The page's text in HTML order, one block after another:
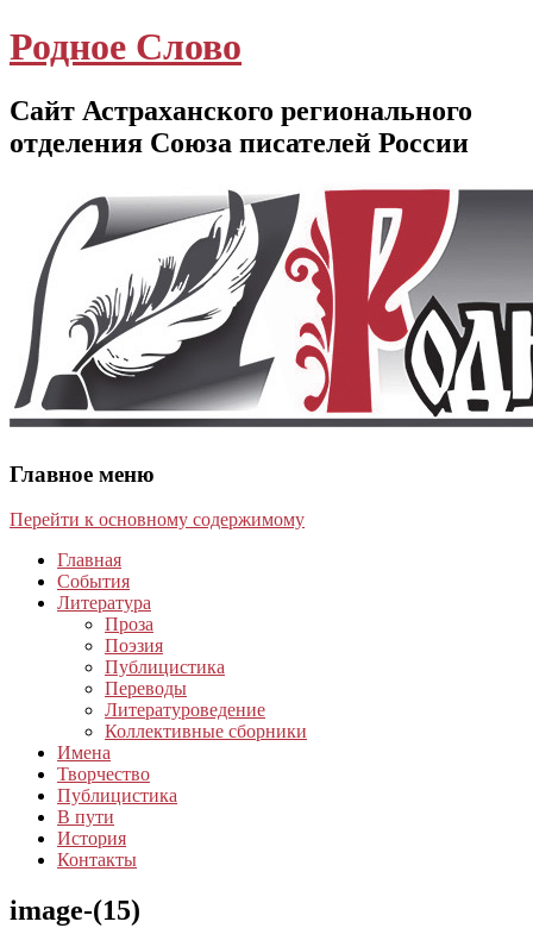
Родное Слово
Сайт Астраханского регионального
отделения Союза писателей России
Главное меню
Перейти к основному содержимому
Главная
События
Литература
Проза
Поэзия
Публицистика
Переводы
Литературоведение
Коллективные сборники
Имена
Творчество
Публицистика
В пути
История
Контакты
image-(15)